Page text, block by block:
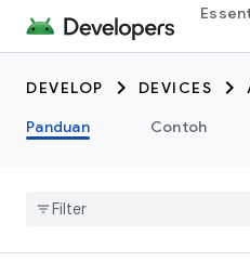
DEVELOP DEVICES
Panduan
Contoh